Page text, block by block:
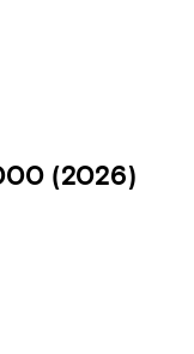
(2026)